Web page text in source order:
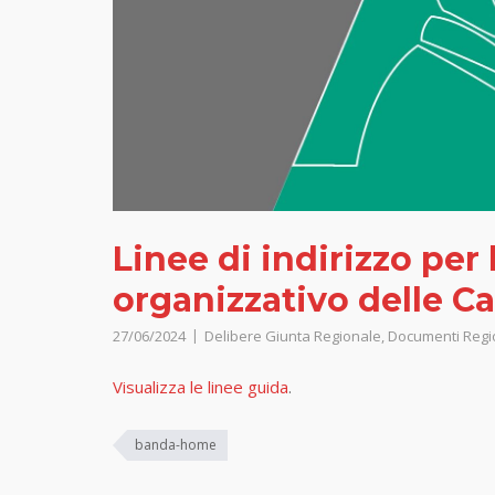
Linee di indirizzo per
organizzativo delle
27/06/2024 Delibere Giunta Regionale, Documenti
Visualizza le linee guida.
banda-home